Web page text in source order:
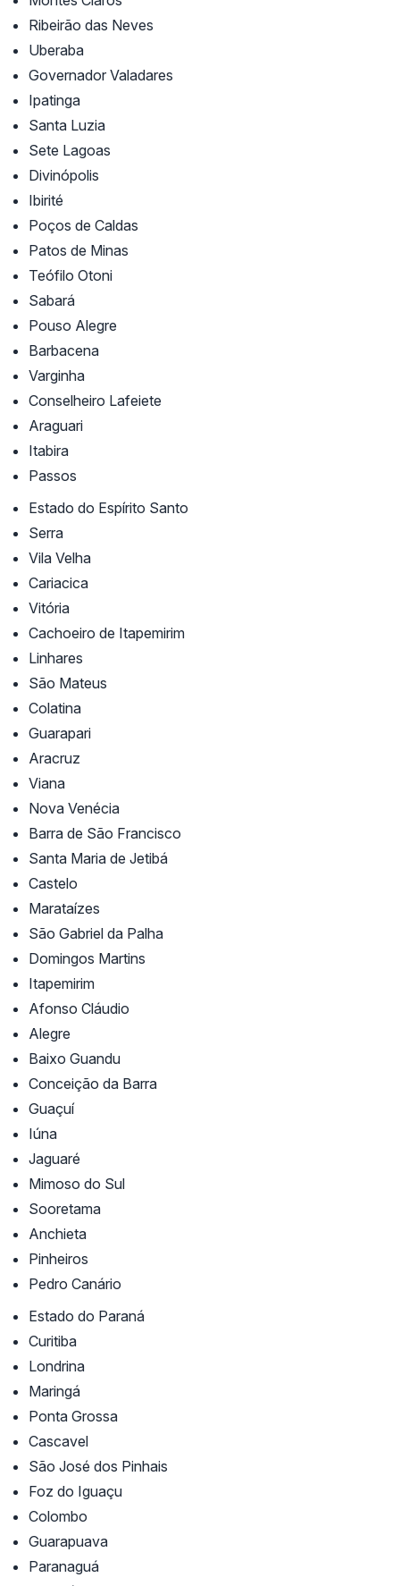
Ribeirão das Neves
Uberaba
Governador Valadares
Ipatinga
Santa Luzia
Sete Lagoas
Divinópolis
Ibirité
Poços de Caldas
Patos de Minas
Teófilo Otoni
Sabará
Pouso Alegre
Barbacena
Varginha
Conselheiro Lafeiete
Araguari
Itabira
Passos
Estado do Espírito Santo
Serra
Vila Velha
Cariacica
Vitória
Cachoeiro de Itapemirim
Linhares
São Mateus
Colatina
Guarapari
Aracruz
Viana
Nova Venécia
Barra de São Francisco
Santa Maria de Jetibá
Castelo
Marataízes
São Gabriel da Palha
Domingos Martins
Itapemirim
Afonso Cláudio
Alegre
Baixo Guandu
Conceição da Barra
Guaçuí
Iúna
Jaguaré
Mimoso do Sul
Sooretama
Anchieta
Pinheiros
Pedro Canário
Estado do Paraná
Curitiba
Londrina
Maringá
Ponta Grossa
Cascavel
São José dos Pinhais
Foz do Iguaçu
Colombo
Guarapuava
Paranaguá